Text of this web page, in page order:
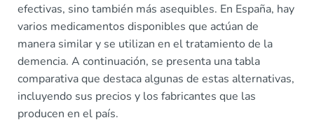
efectivas, sino también más asequibles. En España, hay
varios medicamentos disponibles que actúan de
manera similar y se utilizan en el tratamiento de la
demencia. A continuación, se presenta una tabla
comparativa que destaca algunas de estas alternativas,
incluyendo sus precios y los fabricantes que las
producen en el país.